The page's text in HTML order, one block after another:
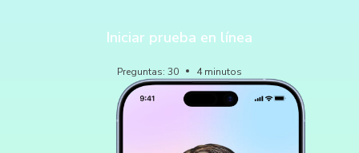
Iniciar prueba en línea
Preguntas:30 4 minutos